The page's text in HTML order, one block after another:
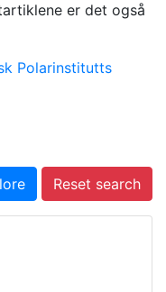
er det også
Polarinstitutts
Reset search